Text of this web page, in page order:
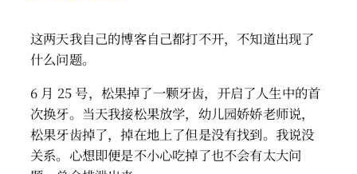
这两天我自己的博客自己都打不开，不知道出现了
什么问题。
6 月 25 号，松果掉了一颗牙齿，开启了人生中的首
次换牙。当天我接松果放学，幼儿园娇娇老师说，
松果牙齿掉了，掉在地上了但是没有找到。我说没
关系。心想即便是不小心吃掉了也不会有太大问